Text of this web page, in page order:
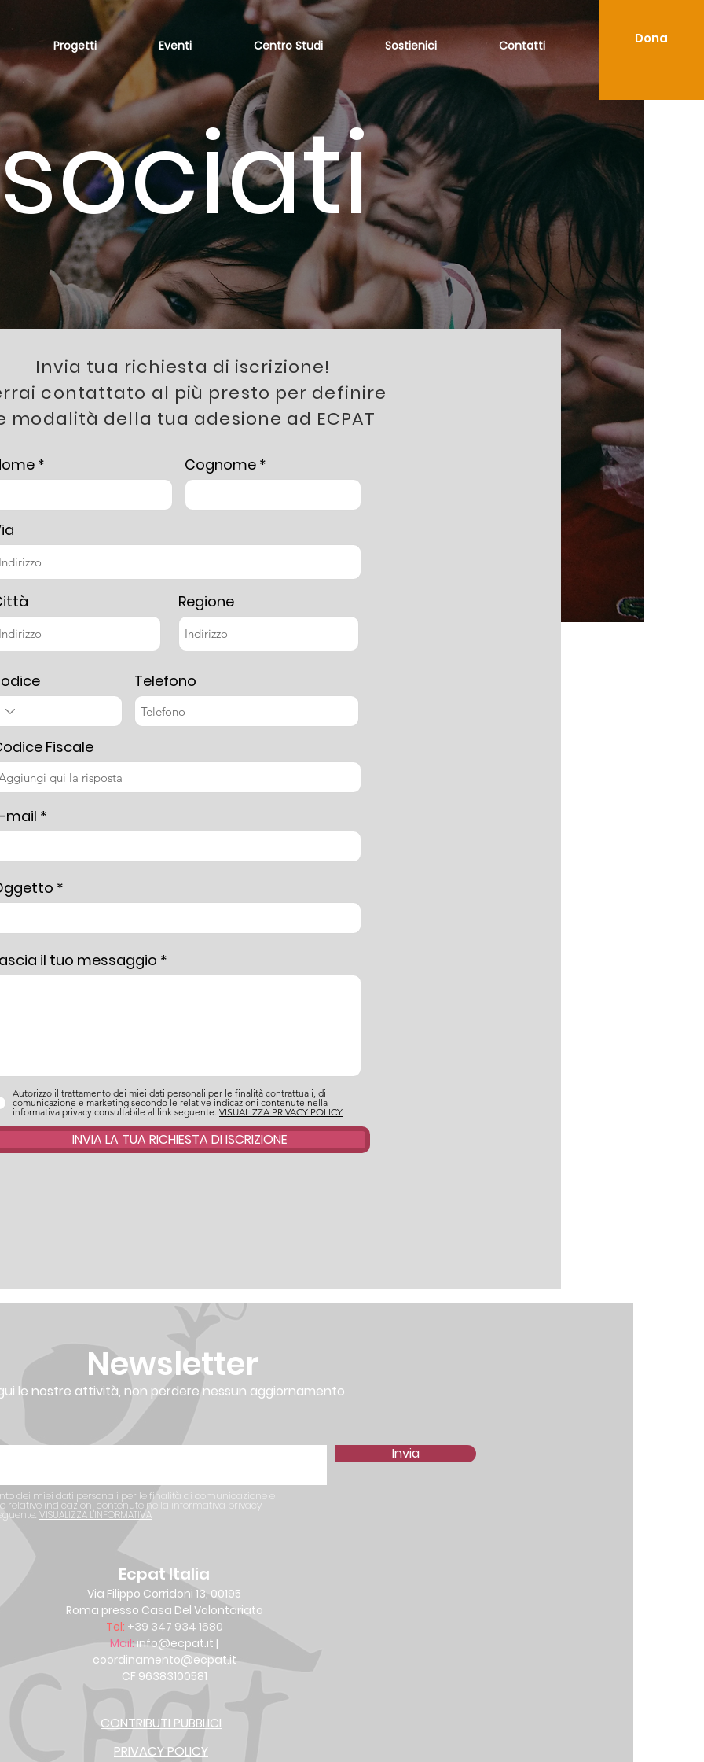
Progetti Eventi Centro Studi Sostienici Contatti Dona
Invia tua richiesta di iscrizione!
contattato al più presto per definire
modalità della tua adesione ad ECPAT
Cognome
Regione
Telefono
Fiscale
mail
il tuo messaggio
Autorizzo il trattamento dei miei dati personali per le finalità contrattuali, di
comunicazione e marketing secondo le relative indicazioni contenute nella
informativa privacy consultabile al link seguente. VISUALIZZA PRIVACY POLICY
INVIA LA TUA RICHIESTA DI ISCRIZIONE
Newsletter
le nostre attività, non perdere nessun aggiornamento
Invia
dei miei dati personali per le finalità di comunicazione e
relative indicazioni contenute nella informativa privacy
VISUALIZZA L'INFORMATIVA
Ecpat Italia
Via Filippo Corridoni 13, 00195
Roma presso Casa Del Volontariato
Tel: +39 347 934 1680
Mail: info@ecpat.it |
coordinamento@ecpat.it
CF 96383100581
CONTRIBUTI PUBBLICI
PRIVACY POLICY